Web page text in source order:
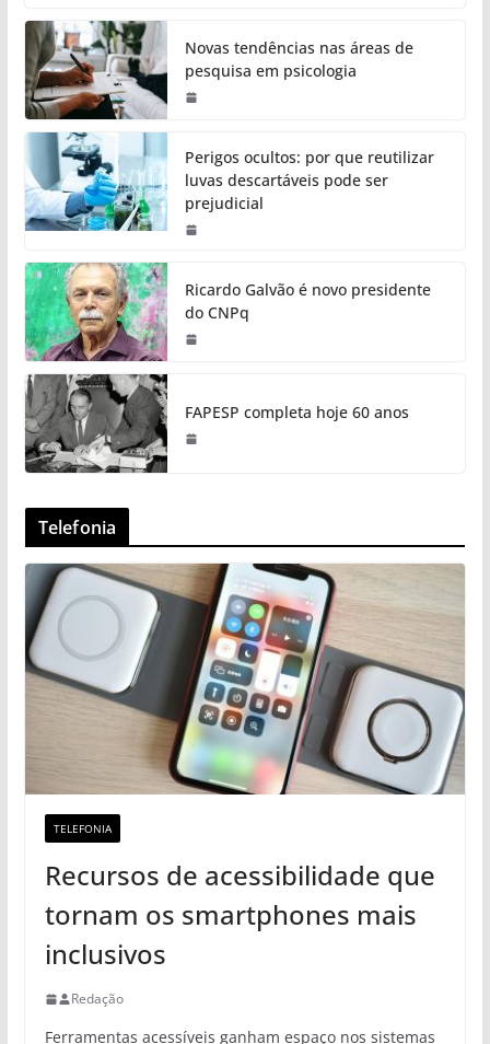
Novas tendências nas áreas de
pesquisa em psicologia
Perigos ocultos: por que reutilizar
luvas descartáveis pode ser
prejudicial
Ricardo Galvão é novo presidente
do CNPq
FAPESP completa hoje 60 anos
Telefonia
TELEFONIA
Recursos de acessibilidade que
tornam os smartphones mais
inclusivos
Redação
Ferramentas acessíveis ganham espaço nos sistemas